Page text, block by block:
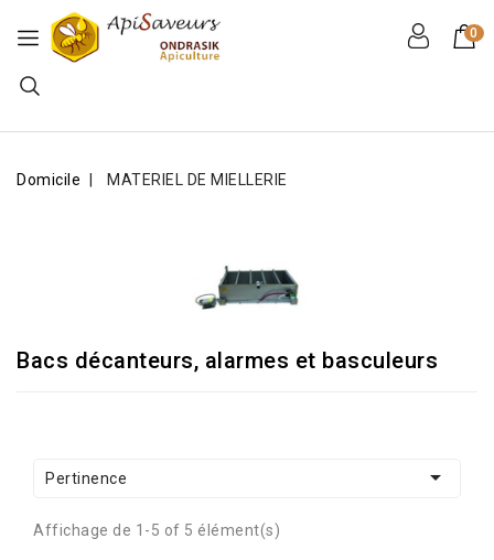
0
Domicile MATERIEL DE MIELLERIE
Bacs décanteurs, alarmes et basculeurs
Pertinence 
Affichage de 1-5 of 5 élément(s)